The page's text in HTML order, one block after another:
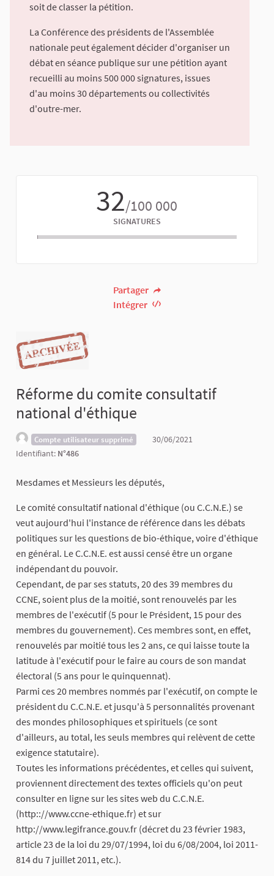
soit de classer la pétition.
La Conférence des présidents de l'Assemblée
nationale peut également décider d'organiser un
débat en séance publique sur une pétition ayant
recueilli au moins 500 000 signatures, issues
d'au moins 30 départements ou collectivités
d'outre-mer.
32/100 000
SIGNATURES
Partager
Intégrer
Réforme du comite consultatif
national d'éthique
Compte utilisateur supprimé
30/06/2021
Identifiant: N°486
Mesdames et Messieurs les députés,
Le comité consultatif national d'éthique (ou C.C.N.E.) se
veut aujourd'hui l'instance de référence dans les débats
politiques sur les questions de bio-éthique, voire d'éthique
en général. Le C.C.N.E. est aussi censé être un organe
indépendant du pouvoir.
Cependant, de par ses statuts, 20 des 39 membres du
CCNE, soient plus de la moitié, sont renouvelés par les
membres de l'exécutif (5 pour le Président, 15 pour des
membres du gouvernement). Ces membres sont, en effet,
renouvelés par moitié tous les 2 ans, ce qui laisse toute la
latitude à l'exécutif pour le faire au cours de son mandat
électoral (5 ans pour le quinquennat).
Parmi ces 20 membres nommés par l'exécutif, on compte le
président du C.C.N.E. et jusqu'à 5 personnalités provenant
des mondes philosophiques et spirituels (ce sont
d'ailleurs, au total, les seuls membres qui relèvent de cette
exigence statutaire).
Toutes les informations précédentes, et celles qui suivent,
proviennent directement des textes officiels qu'on peut
consulter en ligne sur les sites web du C.C.N.E.
(http:://www.ccne-ethique.fr) et sur
http://www.legifrance.gouv.fr (décret du 23 février 1983,
article 23 de la loi du 29/07/1994, loi du 6/08/2004, loi 2011-
814 du 7 juillet 2011, etc.).